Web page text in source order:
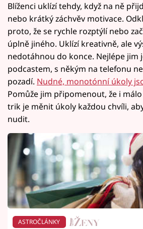
Blíženci uklízí tehdy, když na ně
nebo krátký záchvěv motivace.
proto, že se rychle rozptýlí nebo
úplně jiného. Uklízí kreativně, ale
nedotáhnou do konce. Nejlépe jim
podcastem, s někým na telefonu
pozadí. Nudné, monotónní úkoly
Pomůže jim připomenout, že i
trik je měnit úkoly každou chvíli,
nudit.
ASTROČLÁNKY